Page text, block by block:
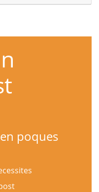
poques